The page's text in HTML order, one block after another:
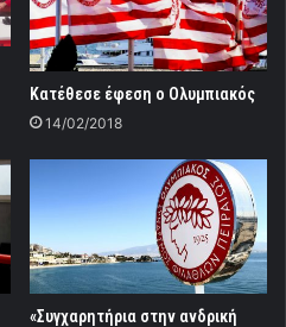
Κατέθεσε έφεση ο Ολυμπιακός
14/02/2018
«Συγχαρητήρια στην ανδρική